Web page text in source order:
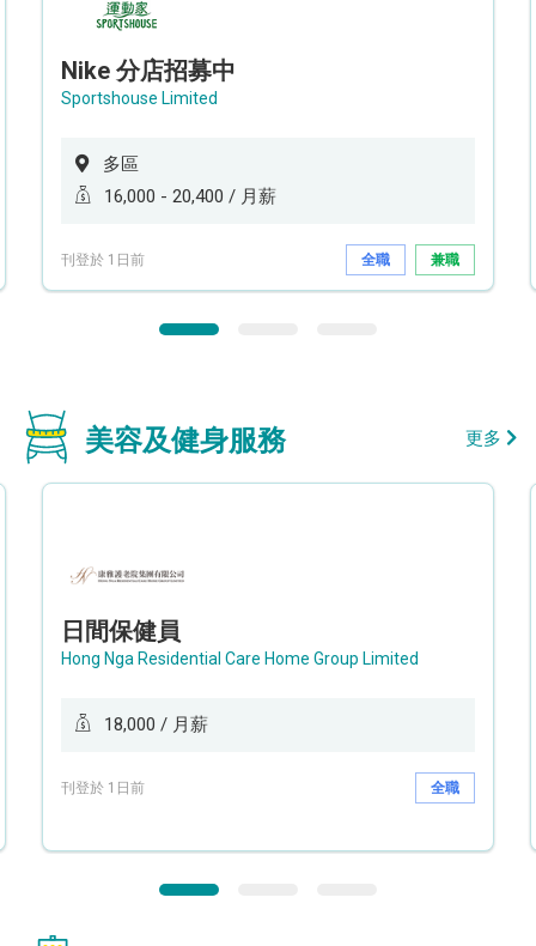
Nike 分店招募中
Sportshouse Limited
多區
16,000 - 20,400 / 月薪
刊登於 1日前 全職 兼職
美容及健身服務 更多
日間保健員
Hong Nga Residential Care Home Group Limited
18,000 / 月薪
刊登於 1日前 全職